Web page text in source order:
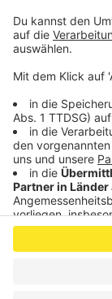
Tour. Alle
Anzeige